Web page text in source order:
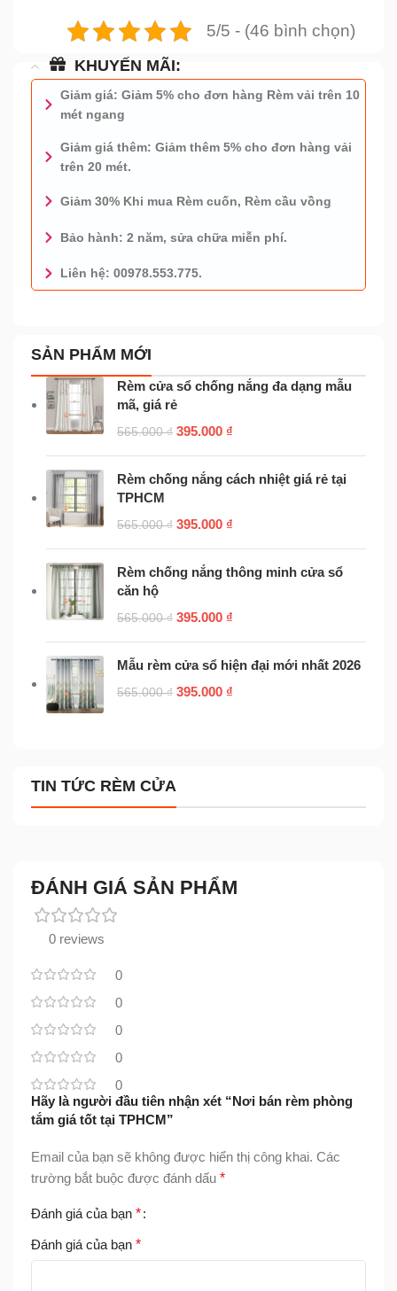
5/5 - (46 bình chọn)
KHUYẾN MÃI:
Giảm giá: Giảm 5% cho đơn hàng Rèm vải trên 10
mét ngang
Giảm giá thêm: Giảm thêm 5% cho đơn hàng vải
trên 20 mét.
Giảm 30% Khi mua Rèm cuốn, Rèm cầu vồng
Bảo hành: 2 năm, sửa chữa miễn phí.
Liên hệ: 00978.553.775.
0978.553.775 - TƯ VẤN MIỄN PHÍ
SẢN PHẨM MỚI
Rèm cửa sổ chống nắng đa dạng mẫu
mã, giá rẻ
565.000₫ 395.000 ₫
Rèm chống nắng cách nhiệt giá rẻ tại
TPHCM
565.000₫ 395.000 ₫
Rèm chống nắng thông minh cửa sổ
căn hộ
565.000₫ 395.000 ₫
Mẫu rèm cửa sổ hiện đại mới nhất 2026
565.000₫ 395.000 ₫
TIN TỨC RÈM CỬA
ĐÁNH GIÁ SẢN PHẨM
0 reviews
0
0
0
0
0
Hãy là người đầu tiên nhận xét “Nơi bán rèm phòng
tắm giá tốt tại TPHCM”
Email của bạn sẽ không được hiển thị công khai. Các
trường bắt buộc được đánh dấu *
Đánh giá của bạn *
Đánh giá của bạn *